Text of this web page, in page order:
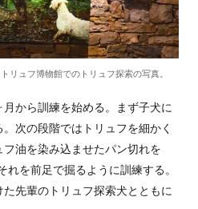
リュフ博物館でのトリュフ探索の写真。
月から訓練を始める。まず子犬に
次の段階ではトリュフを細かく
油を染み込ませたパン切れを
れを前足で掘るように訓練する。
先輩のトリュフ探索犬とともに